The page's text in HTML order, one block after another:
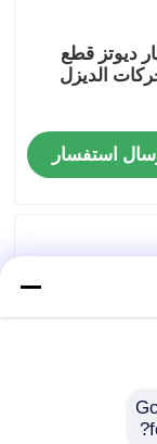
ديوتز قطع
الديزل
استفسار
المبرد-